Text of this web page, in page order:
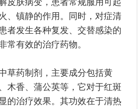
、镇静的作用。同时，对症清
者发生各种复发、交替感染的
常有效的治疗药物。
草药制剂，主要成分包括黄
木香、蒲公英等，它对于红斑
的治疗效果。其功效在于清热